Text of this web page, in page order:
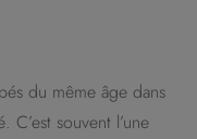
du même âge dans
souvent l’une